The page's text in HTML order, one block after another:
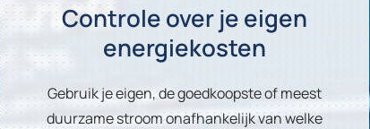
Controle over je eigen
energiekosten
Gebruik je eigen, de goedkoopste of meest
duurzame stroom onafhankelijk van welke